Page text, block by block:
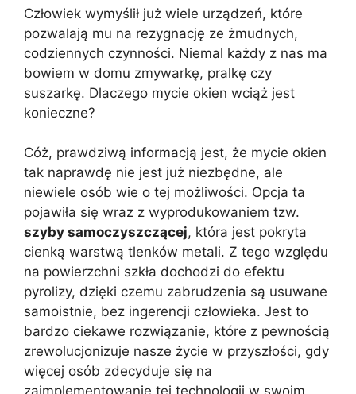
Człowiek wymyślił już wiele urządzeń, które
pozwalają mu na rezygnację ze żmudnych,
codziennych czynności. Niemal każdy z nas ma
bowiem w domu zmywarkę, pralkę czy
suszarkę. Dlaczego mycie okien wciąż jest
konieczne?
Cóż, prawdziwą informacją jest, że mycie okien
tak naprawdę nie jest już niezbędne, ale
niewiele osób wie o tej możliwości. Opcja ta
pojawiła się wraz z wyprodukowaniem tzw.
szyby samoczyszczącej, która jest pokryta
cienką warstwą tlenków metali. Z tego względu
na powierzchni szkła dochodzi do efektu
pyrolizy, dzięki czemu zabrudzenia są usuwane
samoistnie, bez ingerencji człowieka. Jest to
bardzo ciekawe rozwiązanie, które z pewnością
zrewolucjonizuje nasze życie w przyszłości, gdy
więcej osób zdecyduje się na
zaimplementowanie tej technologii w swoim